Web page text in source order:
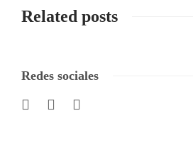
Related posts
Redes sociales